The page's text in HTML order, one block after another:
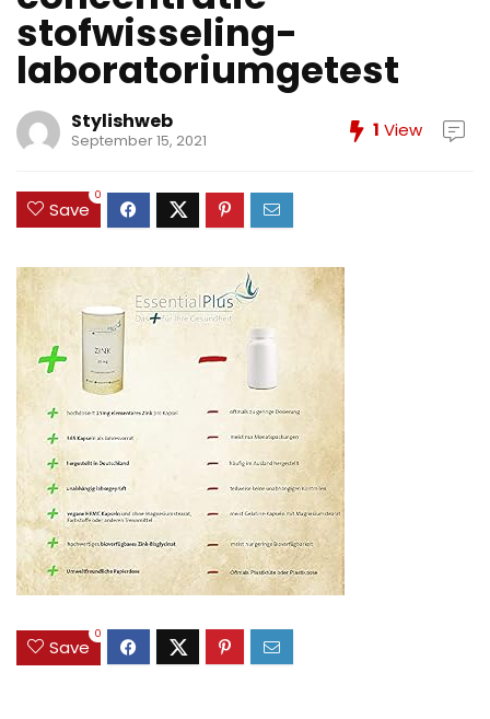
stofwisseling-
laboratoriumgetest
Stylishweb
September 15, 2021 1 View
Save
0
Save
0